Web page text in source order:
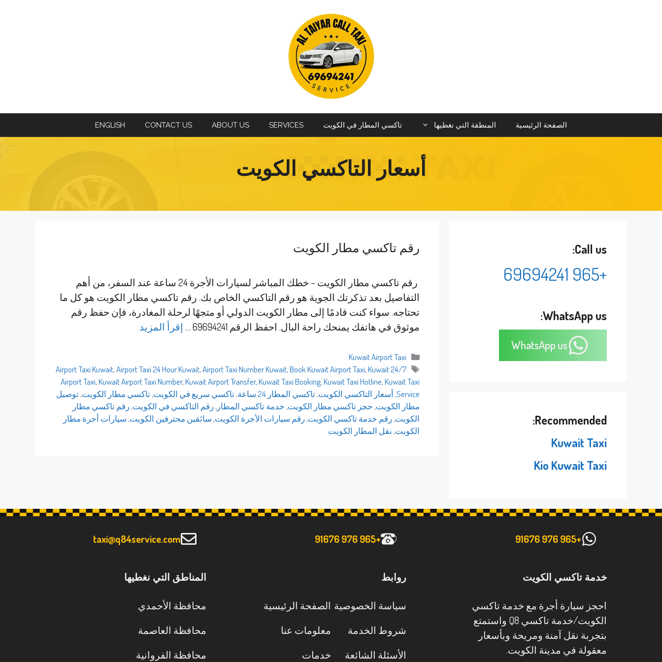
الصفحة الرئيسية المنطقة التي نغطيها تاكسي المطار في الكويت SERVICES
ABOUT US
CONTACT US
ENGLISH
أسعار التاكسي الكويت
رقم تاكسي مطار الكويت
رقم تاكسي مطار الكويت – خطك المباشر لسيارات الأجرة 24 ساعة عند السفر، من أهم
التفاصيل بعد تذكرتك الجوية هو رقم التاكسي الخاص بك. رقم تاكسي مطار الكويت هو كل ما
تحتاجه. سواء كنت قادمًا إلى مطار الكويت الدولي أو متجهًا لرحلة المغادرة، فإن حفظ رقم
موثوق في هاتفك يمنحك راحة البال. احفظ الرقم 69694241 …
إقرأ المزيد
التصنيفات
Kuwait Airport Taxi
الوسوم
24/7 Airport Taxi Kuwait
,Airport Taxi 24 Hour Kuwait,Airport Taxi Number Kuwait,Book Kuwait Airport Taxi,Kuwait
Airport Taxi,Kuwait Airport Taxi Number,Kuwait Airport Transfer,Kuwait Taxi Booking,Kuwait Taxi Hotline,Kuwait Taxi
Service
,أسعار التاكسي الكويت,تاكسي المطار 24 ساعة ,تاكسي سريع في الكويت,تاكسي مطار الكويت,توصيل
مطار الكويت,حجز تاكسي مطار الكويت,خدمة تاكسي المطار ,رقم التاكسي في الكويت,رقم تاكسي مطار
الكويت,رقم خدمة تاكسي الكويت,رقم سيارات الأجرة الكويت,سائقين محترفين الكويت,سيارات أجرة مطار
الكويت,نقل المطار الكويت
Call us:
+965 69694241
WhatsApp us:
WhatsApp us
Recommended:
Kuwait Taxi
Kio Kuwait Taxi
+965 976 91676
+965 976 91676
taxi@q84service.com
خدمة تاكسي الكويت
احجز سيارة أجرة مع خدمة تاكسي
الكويت/خدمة تاكسي Q8 واستمتع
بتجربة نقل آمنة ومريحة وبأسعار
معقولة في مدينة الكويت.
روابط
سياسة الخصوصية
شروط الخدمة
الأسئلة الشائعة
الصفحة الرئيسية
معلومات عنا
خدمات
المناطق التي نغطيها
محافظة الأحمدي
محافظة العاصمة
محافظة الفروانية